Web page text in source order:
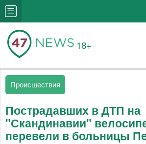
18+
Происшествия
Пострадавших в ДТП на
"Скандинавии"
перевели в больницы